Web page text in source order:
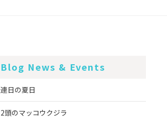
Blog News & Events
連日の夏日
2頭のマッコウクジラ